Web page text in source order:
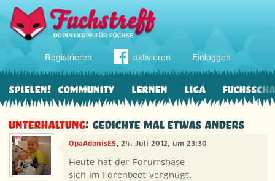
Registrieren aktivieren Einloggen
Community Lernen Liga
Spielen!
Unterhaltung: Gedichte mal etwas anders
OpaAdonisES, 24. Juli 2012, um 23:30
Heute hat der Forumshase
sich im Forenbeet vergnügt.